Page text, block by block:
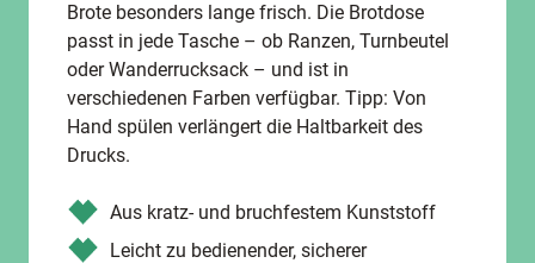
Brote besonders lange frisch. Die Brotdose
passt in jede Tasche – ob Ranzen, Turnbeutel
oder Wanderrucksack – und ist in
verschiedenen Farben verfügbar. Tipp: Von
Hand spülen verlängert die Haltbarkeit des
Drucks.
Aus kratz- und bruchfestem Kunststoff
Leicht zu bedienender, sicherer